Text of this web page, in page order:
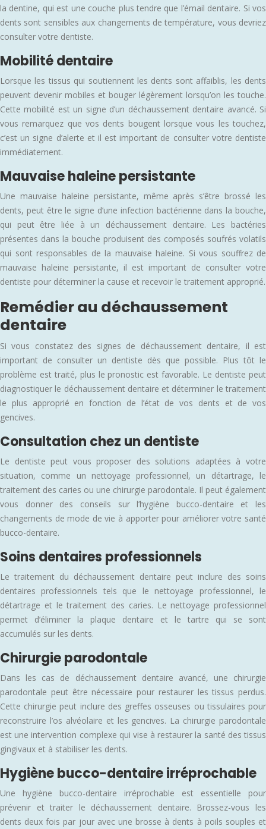
la dentine, qui est une couche plus tendre que l’émail dentaire. Si vos
dents sont sensibles aux changements de température, vous devriez
consulter votre dentiste.
Mobilité dentaire
Lorsque les tissus qui soutiennent les dents sont affaiblis, les dents
peuvent devenir mobiles et bouger légèrement lorsqu’on les touche.
Cette mobilité est un signe d’un déchaussement dentaire avancé. Si
vous remarquez que vos dents bougent lorsque vous les touchez,
c’est un signe d’alerte et il est important de consulter votre dentiste
immédiatement.
Mauvaise haleine persistante
Une mauvaise haleine persistante, même après s’être brossé les
dents, peut être le signe d’une infection bactérienne dans la bouche,
qui peut être liée à un déchaussement dentaire. Les bactéries
présentes dans la bouche produisent des composés soufrés volatils
qui sont responsables de la mauvaise haleine. Si vous souffrez de
mauvaise haleine persistante, il est important de consulter votre
dentiste pour déterminer la cause et recevoir le traitement approprié.
Remédier au déchaussement
dentaire
Si vous constatez des signes de déchaussement dentaire, il est
important de consulter un dentiste dès que possible. Plus tôt le
problème est traité, plus le pronostic est favorable. Le dentiste peut
diagnostiquer le déchaussement dentaire et déterminer le traitement
le plus approprié en fonction de l’état de vos dents et de vos
gencives.
Consultation chez un dentiste
Le dentiste peut vous proposer des solutions adaptées à votre
situation, comme un nettoyage professionnel, un détartrage, le
traitement des caries ou une chirurgie parodontale. Il peut également
vous donner des conseils sur l’hygiène bucco-dentaire et les
changements de mode de vie à apporter pour améliorer votre santé
bucco-dentaire.
Soins dentaires professionnels
Le traitement du déchaussement dentaire peut inclure des soins
dentaires professionnels tels que le nettoyage professionnel, le
détartrage et le traitement des caries. Le nettoyage professionnel
permet d’éliminer la plaque dentaire et le tartre qui se sont
accumulés sur les dents.
Chirurgie parodontale
Dans les cas de déchaussement dentaire avancé, une chirurgie
parodontale peut être nécessaire pour restaurer les tissus perdus.
Cette chirurgie peut inclure des greffes osseuses ou tissulaires pour
reconstruire l’os alvéolaire et les gencives. La chirurgie parodontale
est une intervention complexe qui vise à restaurer la santé des tissus
gingivaux et à stabiliser les dents.
Hygiène bucco-dentaire irréprochable
Une hygiène bucco-dentaire irréprochable est essentielle pour
prévenir et traiter le déchaussement dentaire. Brossez-vous les
dents deux fois par jour avec une brosse à dents à poils souples et